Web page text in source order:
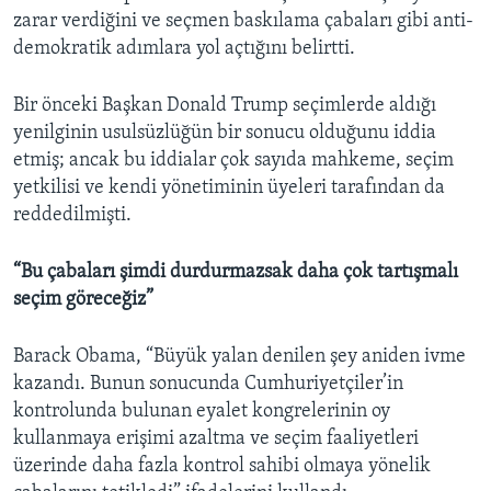
zarar verdiğini ve seçmen baskılama çabaları gibi anti-
demokratik adımlara yol açtığını belirtti.
Bir önceki Başkan Donald Trump seçimlerde aldığı
yenilginin usulsüzlüğün bir sonucu olduğunu iddia
etmiş; ancak bu iddialar çok sayıda mahkeme, seçim
yetkilisi ve kendi yönetiminin üyeleri tarafından da
reddedilmişti.
“Bu çabaları şimdi durdurmazsak daha çok tartışmalı
seçim göreceğiz”
Barack Obama, “Büyük yalan denilen şey aniden ivme
kazandı. Bunun sonucunda Cumhuriyetçiler’in
kontrolunda bulunan eyalet kongrelerinin oy
kullanmaya erişimi azaltma ve seçim faaliyetleri
üzerinde daha fazla kontrol sahibi olmaya yönelik